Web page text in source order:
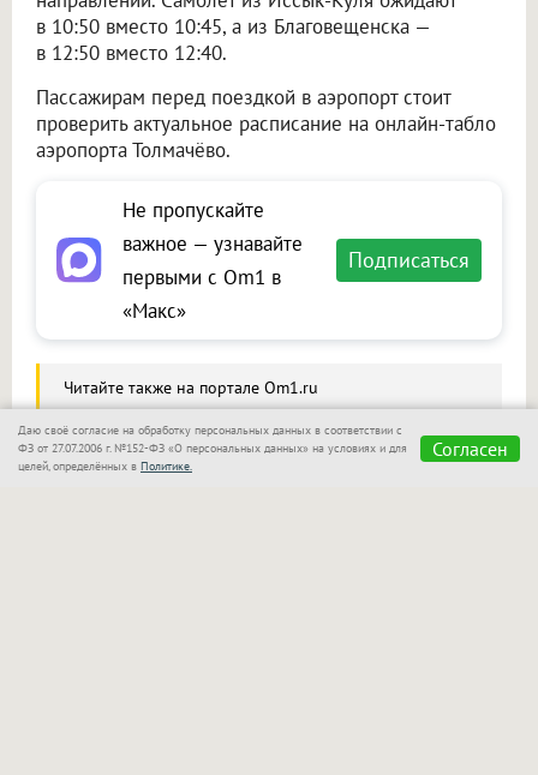
в 10:50 вместо 10:45, а из Благовещенска —
в 12:50 вместо 12:40.
Пассажирам перед поездкой в аэропорт стоит
проверить актуальное расписание на онлайн-табло
аэропорта Толмачёво.
Не пропускайте
важное — узнавайте
первыми с Om1 в
«Макс»
Подписаться
Читайте также на портале Om1.ru
Необычный сувенир из Вьетнама обернулся
проблемами для пассажира в Новосибирске
Даю своё согласие на обработку персональных данных в соответствии с
ФЗ от 27.07.2006 г. №152-ФЗ «О персональных данных» на условиях и для
целей, определённых в Политике.
Согласен